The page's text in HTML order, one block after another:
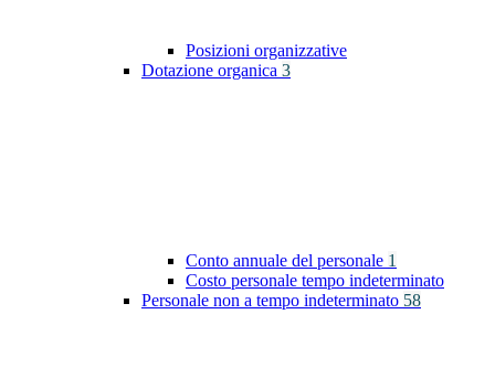
Posizioni organizzative
Dotazione organica 3
Conto annuale del personale 1
Costo personale tempo indeterminato
Personale non a tempo indeterminato 58